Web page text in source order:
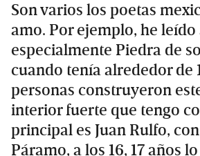
Son varios los poetas
amo. Por ejemplo, he leído
especialmente Piedra de
cuando tenía alrededor de
personas construyeron
interior fuerte que tengo
principal es Juan Rulfo,
Páramo, a los 16, 17 años